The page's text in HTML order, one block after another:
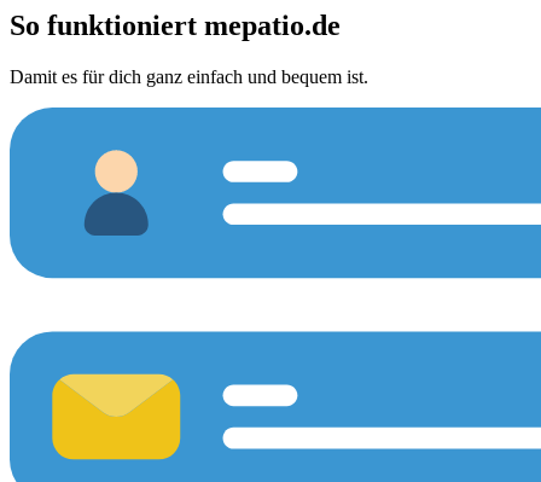
So funktioniert mepatio.de
Damit es für dich ganz einfach und bequem ist.